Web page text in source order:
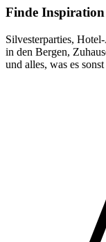
Finde
Silvesterparties,
in den Bergen,
und alles, was es